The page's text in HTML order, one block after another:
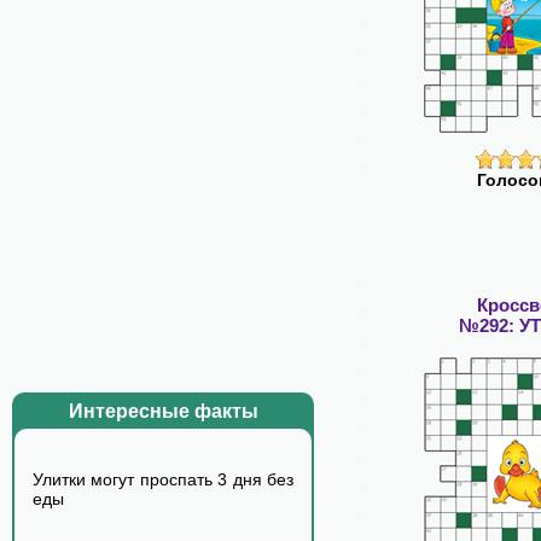
Интересные факты
Улитки могут проспать 3 дня без
еды
№292: